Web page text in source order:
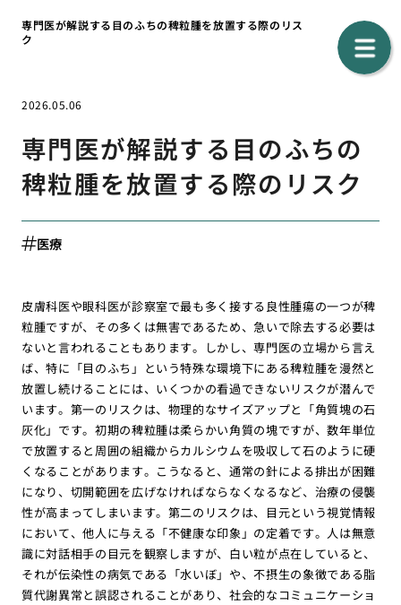
専門医が解説する目のふちの稗粒腫を放置する際のリス
ク
2026.05.06
専門医が解説する目のふちの
稗粒腫を放置する際のリスク
医療
皮膚科医や眼科医が診察室で最も多く接する良性腫瘍の一つが稗
粒腫ですが、その多くは無害であるため、急いで除去する必要は
ないと言われることもあります。しかし、専門医の立場から言え
ば、特に「目のふち」という特殊な環境下にある稗粒腫を漫然と
放置し続けることには、いくつかの看過できないリスクが潜んで
います。第一のリスクは、物理的なサイズアップと「角質塊の石
灰化」です。初期の稗粒腫は柔らかい角質の塊ですが、数年単位
で放置すると周囲の組織からカルシウムを吸収して石のように硬
くなることがあります。こうなると、通常の針による排出が困難
になり、切開範囲を広げなければならなくなるなど、治療の侵襲
性が高まってしまいます。第二のリスクは、目元という視覚情報
において、他人に与える「不健康な印象」の定着です。人は無意
識に対話相手の目元を観察しますが、白い粒が点在していると、
それが伝染性の病気である「水いぼ」や、不摂生の象徴である脂
質代謝異常と誤認されることがあり、社会的なコミュニケーショ